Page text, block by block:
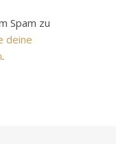
Spam zu
deine
.